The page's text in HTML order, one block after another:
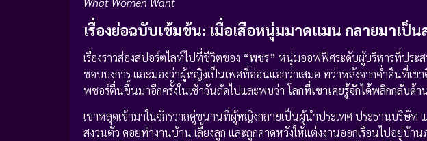
เรื่องย่อฉบับเข้มข้น: เมื่อเสือหนุ่มมาดแมน กลายมาเป็น
เรื่องราวส่องสปอร์ตไลท์ไปที่ชีวิตของ “พชร” หนุ่มออฟฟิศระดับผู้บริหารที่ประส
ชอบบงการ และมองว่าผู้หญิงเป็นเพศที่อ่อนแอกว่าเสมอ ทว่าหลังจากค่ำคืนที่เข
พชอร์ตื่นขึ้นมาอีกครั้งในเช้าวันถัดไปและพบว่า โลกที่เขาเคยรู้จักได้พลิกกลับด้า
เขาหลุดเข้ามาในจักรวาลคู่ขนานที่ผู้หญิงกลายเป็นผู้นำประเทศ ประธานบริษั
สงวนตัว คอยทำงานบ้าน เลี้ยงลูก และถูกคาดหวังให้แต่งงานออกเรือนไปอยู่บ้